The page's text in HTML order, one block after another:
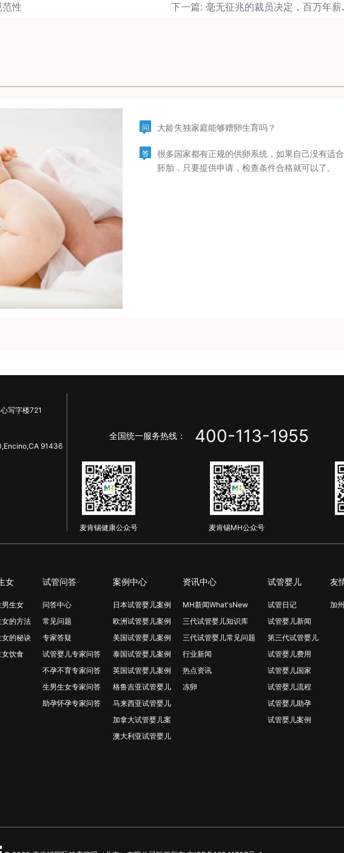
性 下一篇:
问 大龄失独家庭能够赠卵生育吗？
答
很多国家都有正规的供卵系统，如果自己没有适
胚胎，只要提供申请，检查条件合格就可以了。
写字楼721
91436
全国统一服务热线： 400-113-1955
麦肯锡健康公众号 麦肯锡MH公众号
女
男生女
女的方法
女的秘诀
女饮食
试管问答
问答中心
常见问题
专家答疑
试管婴儿专家问答
不孕不育专家问答
生男生女专家问答
助孕怀孕专家问答
案例中心
日本试管婴儿案例
欧洲试管婴儿案例
美国试管婴儿案例
泰国试管婴儿案例
英国试管婴儿案例
格鲁吉亚试管婴儿
马来西亚试管婴儿
加拿大试管婴儿案
澳大利亚试管婴儿
资讯中心
MH新闻What'sNew
三代试管婴儿知识库
三代试管婴儿常见问题
行业新闻
热点资讯
冻卵
试管婴儿
试管日记
试管婴儿新闻
第三代试管婴儿
试管婴儿费用
试管婴儿国家
试管婴儿流程
试管婴儿助孕
试管婴儿案例
友
加